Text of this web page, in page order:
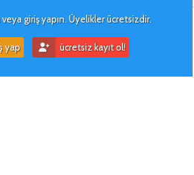
giriş yapın. Üyelikler ücretsizdir.
yap ücretsiz kayıt ol!
yoksa gerçekten uygun mu sayılır?